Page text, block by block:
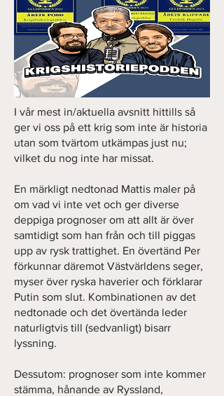
I vår mest in/aktuella avsnitt hittills så
ger vi oss på ett krig som inte är historia
utan som tvärtom utkämpas just nu;
vilket du nog inte har missat.
En märkligt nedtonad Mattis maler på
om vad vi inte vet och ger diverse
deppiga prognoser om att allt är över
samtidigt som han från och till piggas
upp av rysk trattighet. En övertänd Per
förkunnar däremot Västvärldens seger,
myser över ryska haverier och förklarar
Putin som slut. Kombinationen av det
nedtonade och det övertända leder
naturligtvis till (sedvanligt) bisarr
lyssning.
Dessutom: prognoser som inte kommer
stämma, hånande av Ryssland,